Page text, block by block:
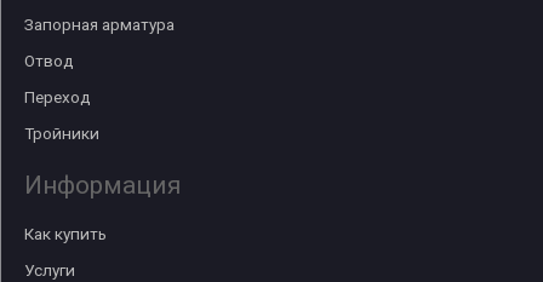
Запорная арматура
Отвод
Переход
Тройники
Информация
Как купить
Услуги